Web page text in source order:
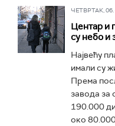
ЧЕТВРТАК, 06.
Центар и
су небо и
Највећу
имали су
Према
завода за
190.000
око